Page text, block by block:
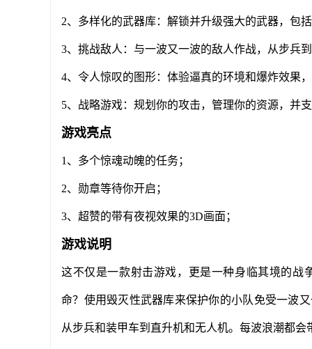
2、多样化的武器库：解锁并升级强大的武器，包
3、挑战敌人：与一波又一波的敌人作战，从步兵
4、令人惊叹的图形：体验逼真的环境和爆炸效果
5、战略游戏：规划你的攻击，管理你的资源，并
游戏亮点
1、多个惊魂动魄的任务；
2、勋章等待你开启；
3、超赞的带有夜视效果的3D画面；
游戏说明
这不仅是一款射击游戏，更是一种身临其境的战
命？使用毁灭性武器库来保护你的小队免受一波
从步兵和装甲车到直升机和无人机。每波浪潮都